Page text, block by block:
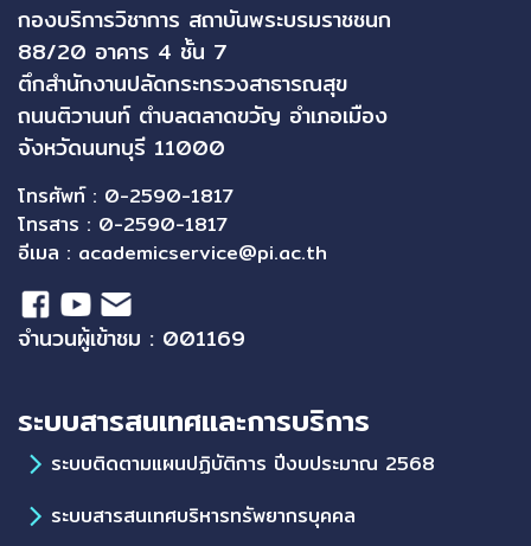
กองบริการวิชาการ สถาบันพระบรมราชชนก
88/20 อาคาร 4 ชั้น 7
ตึกสำนักงานปลัดกระทรวงสาธารณสุข
ถนนติวานนท์ ตำบลตลาดขวัญ อำเภอเมือง
จังหวัดนนทบุรี 11000
โทรศัพท์ : 0-2590-1817
โทรสาร : 0-2590-1817
อีเมล : academicservice@pi.ac.th
จำนวนผู้เข้าชม : 001169
ระบบสารสนเทศและการบริการ
ระบบติดตามแผนปฏิบัติการ ปีงบประมาณ 2568
ระบบสารสนเทศบริหารทรัพยากรบุคคล